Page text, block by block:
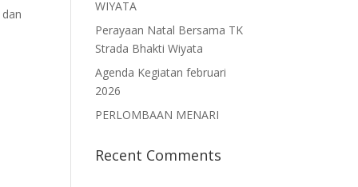
WIYATA
Perayaan Natal Bersama TK
Strada Bhakti Wiyata
Agenda Kegiatan februari
2026
PERLOMBAAN MENARI
Recent Comments